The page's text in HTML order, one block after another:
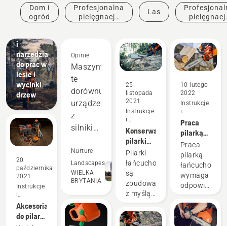
Dom i
ogród
Profesjonalna
pielęgnacja
Las
Rozwiązania
Profesjonalne
materiały
i
narzędzia
do prac w
lesie i
wycinki
drzew
20
października
2021
Instrukcje
i
przewodniki
Akcesoria
do pilarki
Opinie
Maszyny
te
dorównują
urządzeniom
z
silnikiem
dwusuwowym,
a nawet
przewyższają
je w
aspektach.
Pozwalają
Nurture
Landscapes
WIELKA
BRYTANIA
25
listopada
2021
Instrukcje
i
przewodniki
Konserwacja
pilarki
łańcuchowej
Pilarki
łańcuchowe
są
zbudowane
z myślą
pracy i
wytrzymują
10 lutego
2022
Instrukcje
i
przewodniki
Praca
pilarką
łańcuchową
Praca
pilarką
łańcuchową
wymaga
dla
zapewnienia